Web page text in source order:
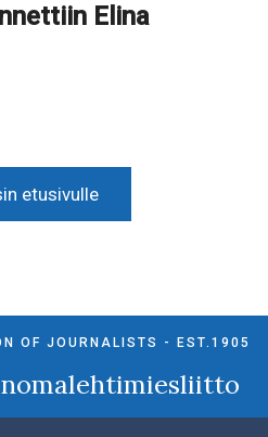
Elina
etusivulle
OF JOURNALISTS - EST.1905